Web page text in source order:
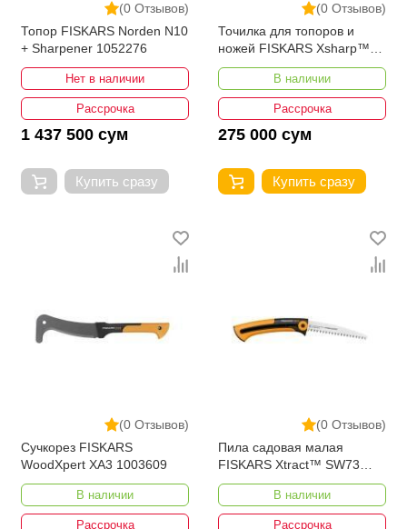
(0 Отзывов)
Топор FISKARS Norden N10
+ Sharpener 1052276
Нет в наличии
Рассрочка
1 437 500 сум
Купить сразу
(0 Отзывов)
Точилка для топоров и
ножей FISKARS Xsharp™
1000601
В наличии
Рассрочка
275 000 сум
Купить сразу
(0 Отзывов)
Сучкорез FISKARS
WoodXpert XA3 1003609
В наличии
Рассрочка
(0 Отзывов)
Пила садовая малая
FISKARS Xtract™ SW73
1000613
В наличии
Рассрочка